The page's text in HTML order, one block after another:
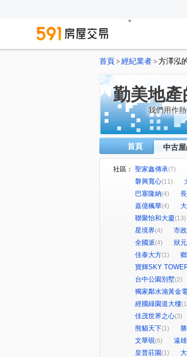
首頁 > 經紀業者 > 方澤泓
勤美地
我們用作
首頁 中古屋
社區： 聖家鑫傳承(7)
磐興寬心(11)
巴塞隆納(4)
嘉億楓華(4)
聯聚怡和大廈(13)
星境界(4) 市
全國派(4) 狀
佳泰大方(1)
寶輝SKY
台中公園別墅(2)
獨家鄰水湳黃金
經國綠園道大樓
佳茂世界之心(3)
熊貓天下(1)
文華硯(6) 遠
皇普莊園 (1)